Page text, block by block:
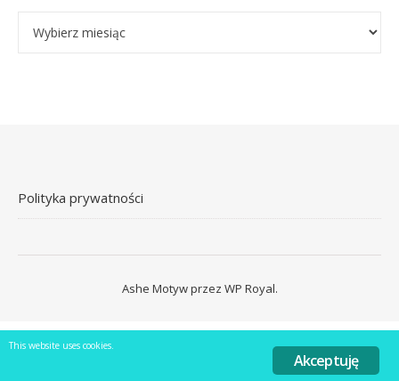
Polityka prywatności
Ashe Motyw przez WP Royal.
Akceptuję
This website uses cookies.